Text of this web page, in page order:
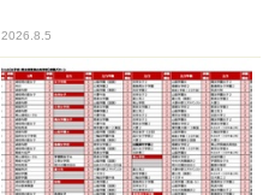
2026.8.5